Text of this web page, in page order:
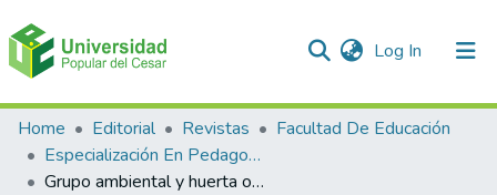
Log In (current)
Communities & Collections
All of DSpace
Home Editorial Revistas
Facultad De Educación
Especialización En Pedagogía Ambiental
Grupo ambiental y huerta orgánica para el fomento de la conciencia ambiental y desarrollo sostenible en la institución educativa barroblanco de rionegro, antioquia